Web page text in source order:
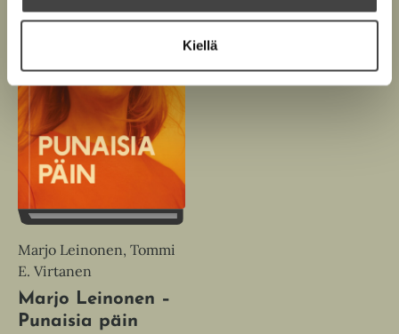
Kiellä
Marjo Leinonen, Tommi
E. Virtanen
Marjo Leinonen –
Punaisia päin